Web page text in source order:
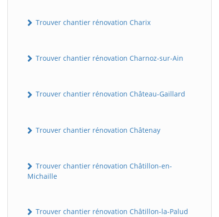
Trouver chantier rénovation Charix
Trouver chantier rénovation Charnoz-sur-Ain
Trouver chantier rénovation Château-Gaillard
Trouver chantier rénovation Châtenay
Trouver chantier rénovation Châtillon-en-
Michaille
Trouver chantier rénovation Châtillon-la-Palud